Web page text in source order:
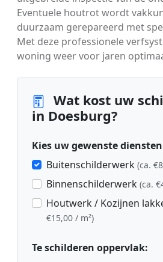
Eventuele houtrot wordt
duurzaam gerepareerd met
Met deze professionele
woning weer voor jaren
Wat kost uw
in Doesburg?
Kies uw gewenste
Buitenschilderwerk (ca.
Binnenschilderwerk (ca.
Houtwerk / Kozijnen
€15,00 / m²)
Te schilderen oppervlak: